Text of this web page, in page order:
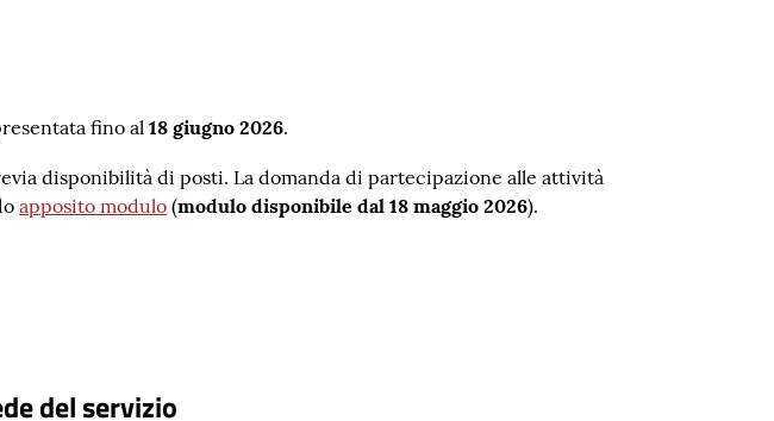
fino al 18 giugno 2026.
disponibilità di posti. La domanda di partecipazione alle attività
apposito modulo (modulo disponibile dal 18 maggio 2026).
del servizio